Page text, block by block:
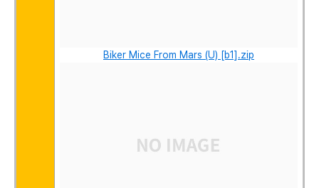
Biker Mice From Mars (U) [b1].zip